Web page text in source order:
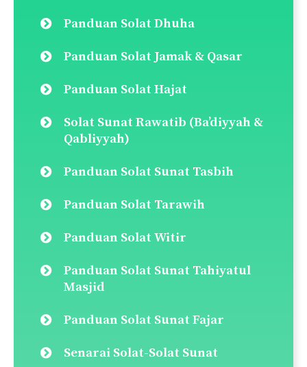
Panduan Solat Dhuha
Panduan Solat Jamak & Qasar
Panduan Solat Hajat
Solat Sunat Rawatib (Ba’diyyah &
Qabliyyah)
Panduan Solat Sunat Tasbih
Panduan Solat Tarawih
Panduan Solat Witir
Panduan Solat Sunat Tahiyatul
Masjid
Panduan Solat Sunat Fajar
Senarai Solat-Solat Sunat